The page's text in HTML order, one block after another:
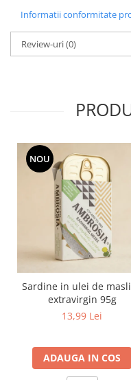
Informatii conformitate
Review-uri(0)
NOU
Sardine in ulei de
extravirgin 95g
13,99 Lei
ADAUGA IN COS